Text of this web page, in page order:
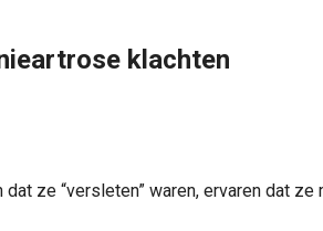
klachten
ze “versleten” waren, ervaren dat